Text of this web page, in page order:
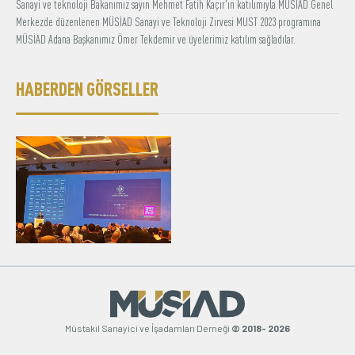
Üyelik
Sanayi ve teknoloji Bakanımız sayın Mehmet Fatih Kaçır'ın katılımıyla MÜSİAD Genel
Merkezde düzenlenen MÜSİAD Sanayi ve Teknoloji Zirvesi MUST 2023 programına
MÜSİAD Adana Başkanımız Ömer Tekdemir ve üyelerimiz katılım sağladılar.
HABERDEN GÖRSELLER
Müstakil Sanayici ve İşadamları Derneği © 2018- 2026